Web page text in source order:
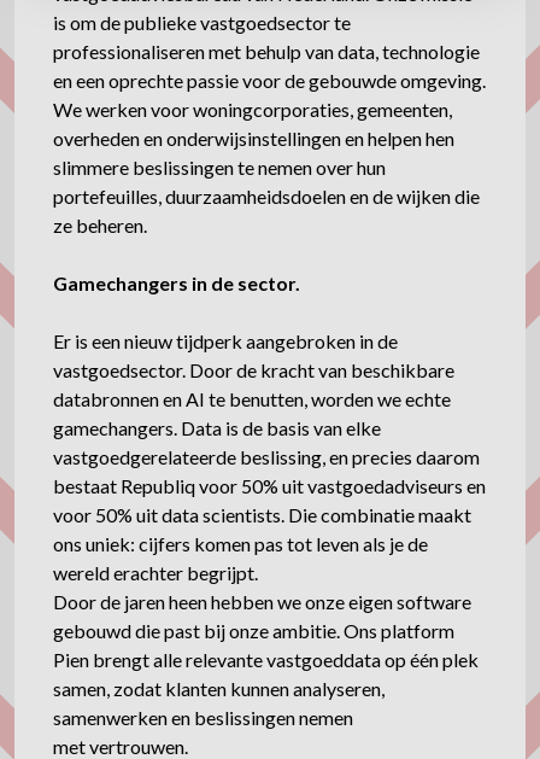
is om de publieke vastgoedsector te
professionaliseren met behulp van data, technologie
en een oprechte passie voor de gebouwde omgeving.
We werken voor woningcorporaties, gemeenten,
overheden en onderwijsinstellingen en helpen hen
slimmere beslissingen te nemen over hun
portefeuilles, duurzaamheidsdoelen en de wijken die
ze beheren.
Gamechangers in de sector.
Er is een nieuw tijdperk aangebroken in de
vastgoedsector. Door de kracht van beschikbare
databronnen en AI te benutten, worden we echte
gamechangers. Data is de basis van elke
vastgoedgerelateerde beslissing, en precies daarom
bestaat Republiq voor 50% uit vastgoedadviseurs en
voor 50% uit data scientists. Die combinatie maakt
ons uniek: cijfers komen pas tot leven als je de
wereld erachter begrijpt.
Door de jaren heen hebben we onze eigen software
gebouwd die past bij onze ambitie. Ons platform
Pien brengt alle relevante vastgoeddata op één plek
samen, zodat klanten kunnen analyseren,
samenwerken en beslissingen nemen
met vertrouwen.